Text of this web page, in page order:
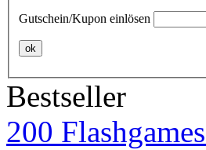
Gutschein/Kupon einlösen
ok
Bestseller
200